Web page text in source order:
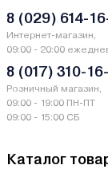
Каталог
8 (029) 614-
Интернет-магазин,
09:00 - 20:00
8 (017) 310-
Розничный магазин,
09:00 - 19:00 ПН-ПТ
09:00 - 15:00 СБ